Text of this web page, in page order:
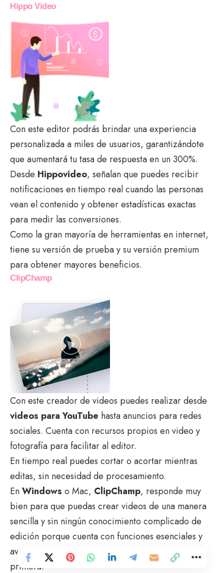
Hippo Video
Con este editor podrás brindar una experiencia
personalizada a miles de usuarios, garantizándote
que aumentará tu tasa de respuesta en un 300%.
Desde Hippovideo, señalan que puedes recibir
notificaciones en tiempo real cuando las personas
vean el contenido y obtener estadísticas exactas
para medir las conversiones.
Como la gran mayoría de herramientas en internet,
tiene su versión de prueba y su versión premium
para obtener mayores beneficios.
ClipChamp
Con este creador de videos puedes realizar desde
videos para YouTube hasta anuncios para redes
sociales. Cuenta con recursos propios en video y
fotografía para facilitar al editor.
En tiempo real puedes cortar o acortar mientras
editas, sin necesidad de procesamiento.
EnWindows o Mac, ClipChamp, responde muy
bien para que puedas crear videos de una manera
sencilla y sin ningún conocimiento complicado de
edición porque cuenta con funciones esenciales y
avanzadas para un resultado videográfico de
primera.